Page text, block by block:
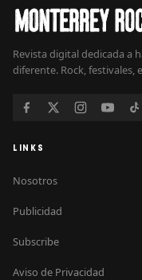
Revista digital dedicada a
diferente. Rock, festivales,
LINKS
Nosotros
Publicidad
Subscribe
Aviso de Privacidad